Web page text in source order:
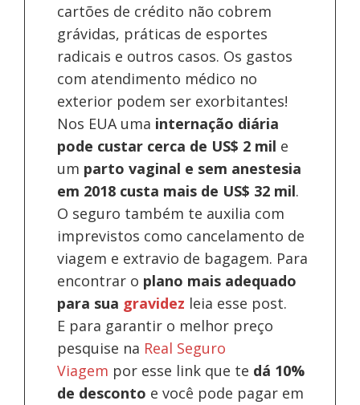
cartões de crédito não cobrem
grávidas, práticas de esportes
radicais e outros casos. Os gastos
com atendimento médico no
exterior podem ser exorbitantes!
Nos EUA uma internação diária
pode custar cerca de US$ 2 mil e
um parto vaginal e sem anestesia
em 2018 custa mais de US$ 32 mil.
O seguro também te auxilia com
imprevistos como cancelamento de
viagem e extravio de bagagem. Para
encontrar o plano mais adequado
para sua gravidez leia esse post.
E para garantir o melhor preço
pesquise na Real Seguro
Viagem por esse link que te dá 10%
de desconto e você pode pagar em